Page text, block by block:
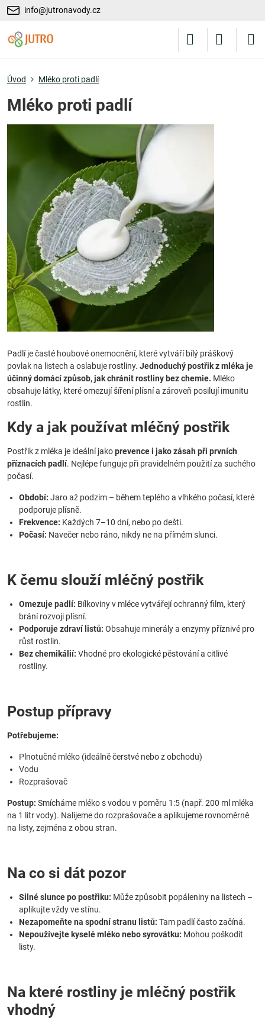
info@jutronavody.cz
Úvod Mléko proti padlí
Mléko proti padlí
Padlí je časté houbové onemocnění, které vytváří bílý práškový
povlak na listech a oslabuje rostliny. Jednoduchý postřik z mléka je
účinný domácí způsob, jak chránit rostliny bez chemie. Mléko
obsahuje látky, které omezují šíření plísní a zároveň posilují imunitu
rostlin.
Kdy a jak používat mléčný postřik
Postřik z mléka je ideální jakoprevence i jako zásah při prvních
příznacích padlí. Nejlépe funguje při pravidelném použití za suchého
počasí.
Období: Jaro až podzim – během teplého a vlhkého počasí, které
podporuje plísně.
Frekvence: Každých 7–10 dní, nebo po dešti.
Počasí: Navečer nebo ráno, nikdy ne na přímém slunci.
K čemu slouží mléčný postřik
Omezuje padlí: Bílkoviny v mléce vytvářejí ochranný film, který
brání rozvoji plísní.
Podporuje zdraví listů: Obsahuje minerály a enzymy příznivé pro
růst rostlin.
Bez chemikálií: Vhodné pro ekologické pěstování a citlivé
rostliny.
Postup přípravy
Potřebujeme:
Plnotučné mléko (ideálně čerstvé nebo z obchodu)
Vodu
Rozprašovač
Postup: Smícháme mléko s vodou v poměru 1:5 (např. 200 ml mléka
na 1 litr vody). Nalijeme do rozprašovače a aplikujeme rovnoměrně
na listy, zejména z obou stran.
Na co si dát pozor
Silné slunce po postřiku: Může způsobit popáleniny na listech –
aplikujte vždy ve stínu.
Nezapomeňte na spodní stranu listů: Tam padlí často začíná.
Nepoužívejte kyselé mléko nebo syrovátku: Mohou poškodit
listy.
Na které rostliny je mléčný postřik
vhodný